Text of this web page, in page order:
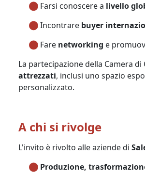
Farsi conoscere a livello
Incontrare buyer
Fare networking e
La partecipazione della Camera
attrezzati, inclusi uno spazio
personalizzato.
A chi si rivolge
L'invito è rivolto alle aziende di
Produzione,